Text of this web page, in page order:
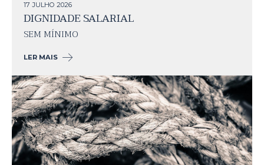
17 JULHO 2026
DIGNIDADE SALARIAL
SEM MÍNIMO
LER MAIS